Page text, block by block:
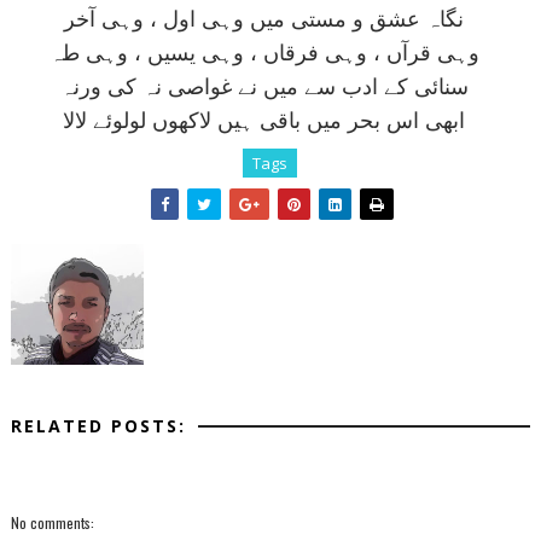
نگاہ عشق و مستی ميں وہی اول ، وہی آخر
وہی قرآں ، وہی فرقاں ، وہی يسيں ، وہی طہ
سنائی کے ادب سے ميں نے غواصی نہ کی ورنہ
ابھی اس بحر ميں باقی ہيں لاکھوں لولوئے لالا
Tags
RELATED POSTS:
No comments: